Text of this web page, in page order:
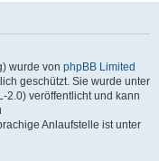
wurde von phpBB Limited
geschützt. Sie wurde unter
2.0) veröffentlicht und kann
Anlaufstelle ist unter